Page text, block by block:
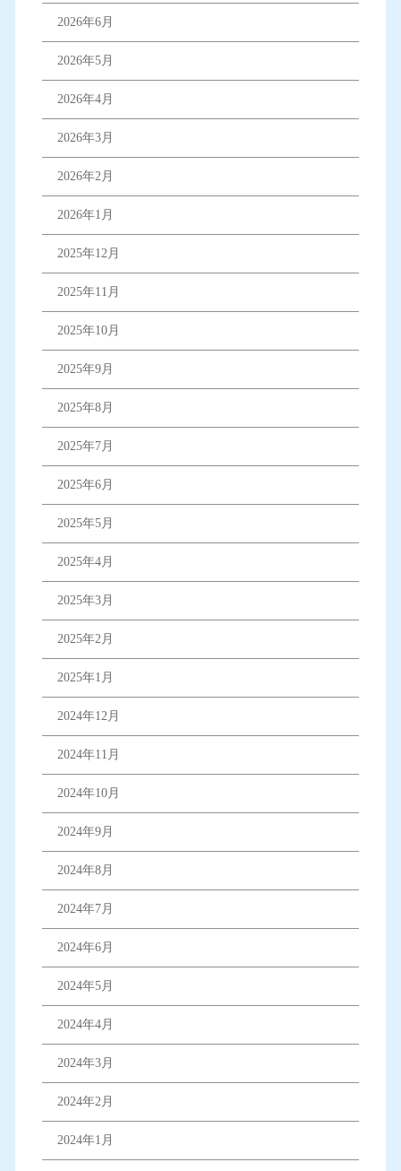
2026年6月
2026年5月
2026年4月
2026年3月
2026年2月
2026年1月
2025年12月
2025年11月
2025年10月
2025年9月
2025年8月
2025年7月
2025年6月
2025年5月
2025年4月
2025年3月
2025年2月
2025年1月
2024年12月
2024年11月
2024年10月
2024年9月
2024年8月
2024年7月
2024年6月
2024年5月
2024年4月
2024年3月
2024年2月
2024年1月